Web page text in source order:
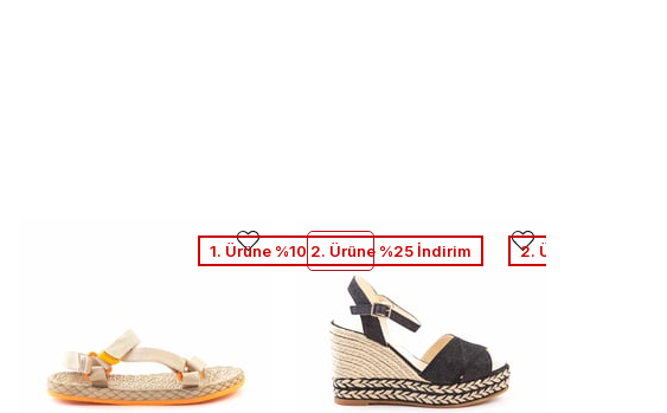
1. Ürüne %10 2. Ürüne %25 İndirim 2. Ürüne %50 Net